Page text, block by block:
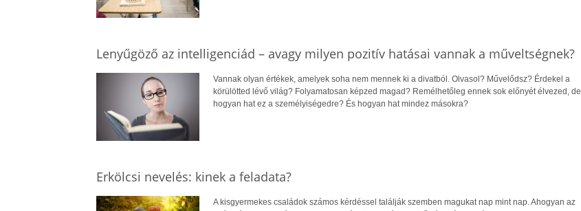
Lenyűgöző az intelligenciád – avagy milyen pozitív hatásai vannak a műveltségnek?
Vannak olyan értékek, amelyek soha nem mennek ki a divatból. Olvasol? Művelődsz? Érdekel a
körülötted lévő világ? Folyamatosan képzed magad? Remélhetőleg ennek sok előnyét élvezed, de
hogyan hat ez a személyiségedre? És hogyan hat mindez másokra?
Erkölcsi nevelés: kinek a feladata?
A kisgyermekes családok számos kérdéssel találják szemben magukat nap mint nap. Ahogyan az